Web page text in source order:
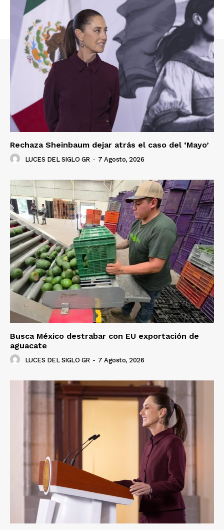
Empresa
Nosotros
Contacto
Política de privacidad
Políticas del Sitio
Mi cuenta
Rechaza Sheinbaum dejar atrás el caso del ‘Mayo’
LUCES DEL SIGLO GR - 7 Agosto, 2026
Busca México destrabar con EU exportación de
aguacate
LUCES DEL SIGLO GR - 7 Agosto, 2026